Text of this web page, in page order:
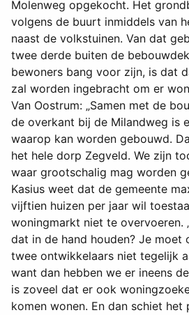
Molenweg opgekocht. Het
volgens de buurt inmiddels van
naast de volkstuinen. Van dat
twee derde buiten de
bewoners bang voor zijn, is dat
zal worden ingebracht om er
Van Oostrum: „Samen met de
de overkant bij de Milandweg is
waarop kan worden gebouwd.
het hele dorp Zegveld. We zijn
waar grootschalig mag worden
Kasius weet dat de gemeente
vijftien huizen per jaar wil
woningmarkt niet te overvoeren.
dat in de hand houden? Je moet
twee ontwikkelaars niet tegelijk
want dan hebben we er ineens
is zoveel dat er ook
komen wonen. En dan schiet